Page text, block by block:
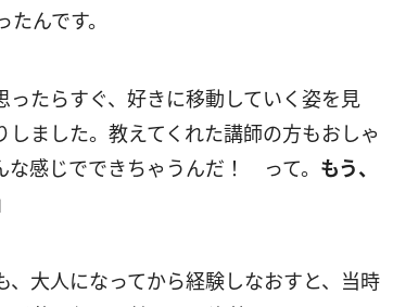
んです。
たらすぐ、好きに移動していく姿を見
ました。教えてくれた講師の方もおしゃ
な感じでできちゃうんだ！ って。 もう、
」
大人になってから経験しなおすと、当時